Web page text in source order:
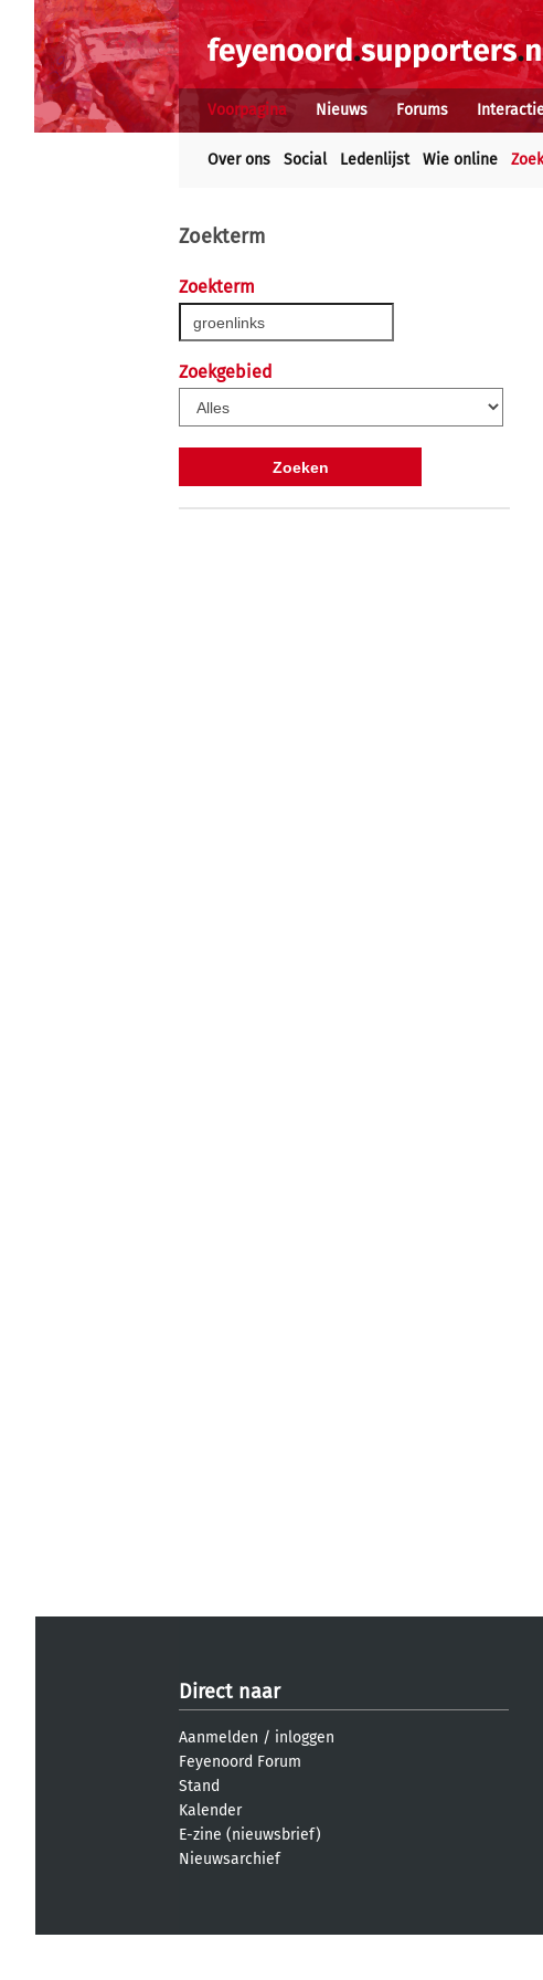
Voorpagina Nieuws Forums
Over ons Social Ledenlijst Wie online
Zoekterm
Zoekterm
Zoekgebied
Direct naar
Aanmelden / inloggen
Feyenoord Forum
Stand
Kalender
E-zine (nieuwsbrief)
Nieuwsarchief